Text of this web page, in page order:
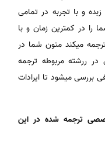
و با تجربه در تمامی
را در کمترین زمان و با
میکند متون شما در
ررشته مربوطه ترجمه
بررسی میشود تا ایرادات
ترجمه شده در این